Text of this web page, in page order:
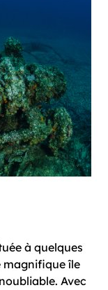
à quelques
magnifique île
Avec